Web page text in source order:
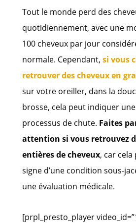
Tout le monde perd des
quotidiennement, avec une
100 cheveux par jour
normale. Cependant, si vous
retrouver des cheveux en
sur votre oreiller, dans la
brosse, cela peut indiquer
processus de chute. Faites
attention si vous retrouvez
entières de cheveux, car
signe d’une condition sous-
une évaluation médicale.
[prpl_presto_player